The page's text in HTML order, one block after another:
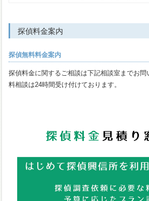
探偵料金案内
探偵無料料金案内
探偵料金に関するご相談は下記相談室までお
料相談は24時間受け付けております。